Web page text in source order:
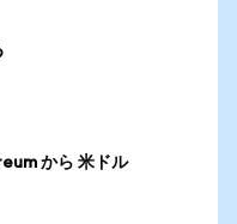
から 米ドル